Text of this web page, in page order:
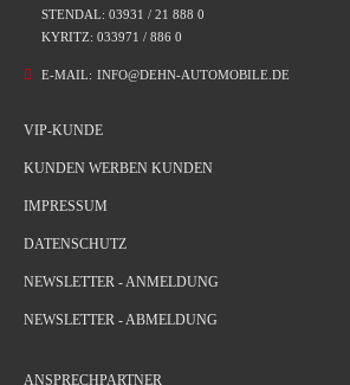
STENDAL: 03931 / 21 888 0
KYRITZ: 033971 / 886 0
E-MAIL: INFO@DEHN-AUTOMOBILE.DE
VIP-KUNDE
KUNDEN WERBEN KUNDEN
IMPRESSUM
DATENSCHUTZ
NEWSLETTER - ANMELDUNG
NEWSLETTER - ABMELDUNG
ANSPRECHPARTNER